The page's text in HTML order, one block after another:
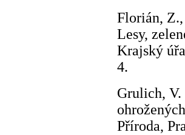
Florián,
Lesy,
Krajský
4.
Grulich, V.
Příroda,